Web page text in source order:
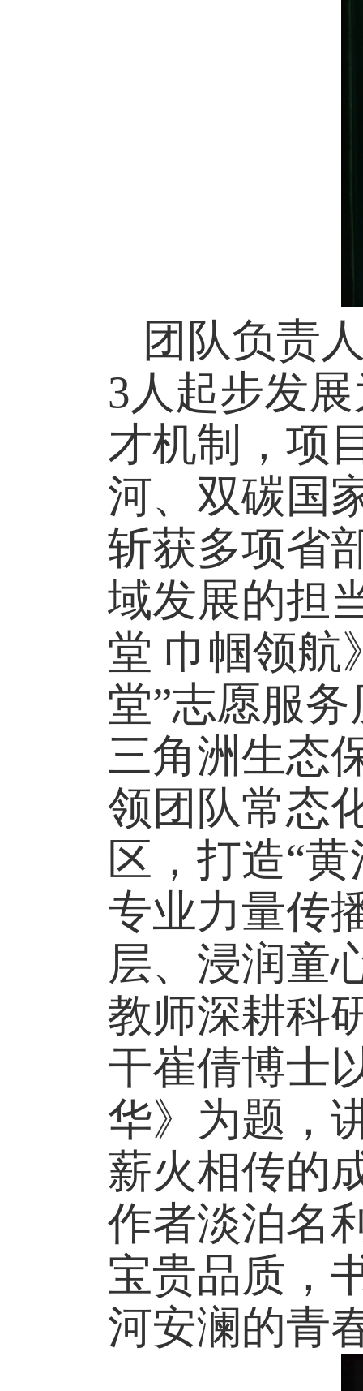
团队负责
3人起步发
才机制，项
河、双碳国
斩获多项省
域发展的担
堂 巾帼领航
堂”志愿服
三角洲生态
领团队常态
区，打造“
专业力量传
层、浸润童
教师深耕科
干崔倩博士
华》为题，
薪火相传的
作者淡泊名
宝贵品质，
河安澜的青